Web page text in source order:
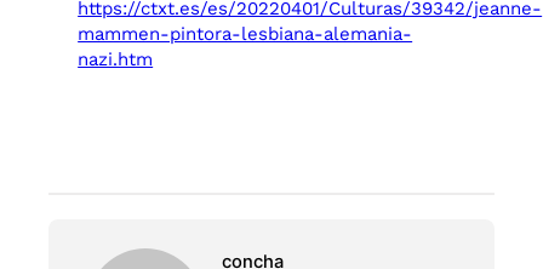
https://ctxt.es/es/20220401/Culturas/39342/jeanne-
mammen-pintora-lesbiana-alemania-
nazi.htm
concha